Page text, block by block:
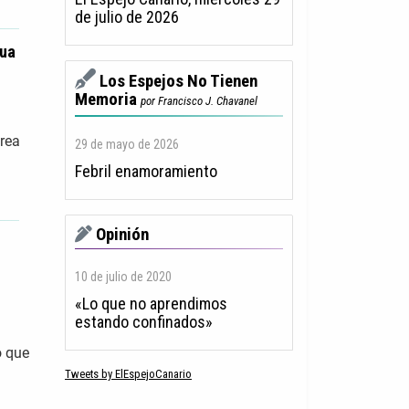
que
de julio de 2026
Los Espejos No Tienen
Memoria por Francisco J. Chavanel
29 de mayo de 2026
Febril enamoramiento
Opinión
10 de julio de 2020
«Lo que no aprendimos
estando confinados»
Tweets by ElEspejoCanario